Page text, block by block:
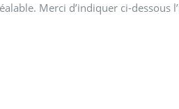
Merci d’indiquer ci-dessous